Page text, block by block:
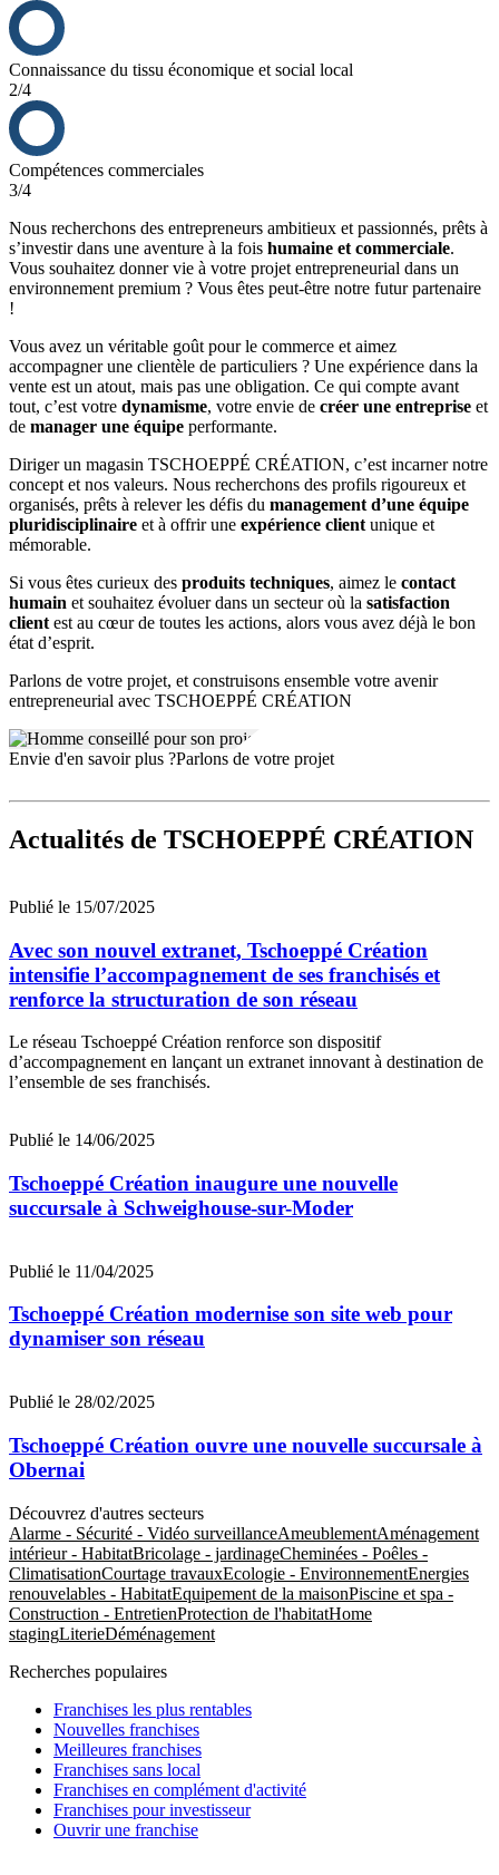
Large offre de produits premium : Notre offre répond à la
majorité des besoins du marché
Expertise technique : Savoir-faire et innovations terrain
Accompagnement global : Des experts à vos côtés à chaque
étape, de l’ouverture à la gestion quotidienne
Satisfaction client sur la durée : Fidélisation de la clientèle sur
le long terme
AVANTAGES FINANCIERS À REJOINDRE LE RÉSEAU
TSCHOEPPE CRÉATION :
Rémunération annuelle : à partir de 50 000 €
Rentabilité : à partir de 20 000 € + SCI 30 000€
Connaissance du tissu économique et social local
2/4
Compétences commerciales
3/4
Nous recherchons des entrepreneurs ambitieux et passionnés, prêts à
s’investir dans une aventure à la fois humaine et commerciale.
Vous souhaitez donner vie à votre projet entrepreneurial dans un
environnement premium ? Vous êtes peut-être notre futur partenaire
!
Vous avez un véritable goût pour le commerce et aimez
accompagner une clientèle de particuliers ? Une expérience dans la
vente est un atout, mais pas une obligation. Ce qui compte avant
tout, c’est votre dynamisme, votre envie de créer une entreprise et
de manager une équipe performante.
Diriger un magasin TSCHOEPPÉ CRÉATION, c’est incarner notre
concept et nos valeurs. Nous recherchons des profils rigoureux et
organisés, prêts à relever les défis du management d’une équipe
pluridisciplinaire et à offrir une expérience client unique et
mémorable.
Si vous êtes curieux des produits techniques, aimez le contact
humain et souhaitez évoluer dans un secteur où la satisfaction
client est au cœur de toutes les actions, alors vous avez déjà le bon
état d’esprit.
Parlons de votre projet, et construisons ensemble votre avenir
entrepreneurial avec TSCHOEPPÉ CRÉATION
Envie d'en savoir plus ?Parlons de votre projet
Actualités de TSCHOEPPÉ CRÉATION
Publié le 15/07/2025
Avec son nouvel extranet, Tschoeppé Création
intensifie l’accompagnement de ses franchisés et
renforce la structuration de son réseau
Le réseau Tschoeppé Création renforce son dispositif
d’accompagnement en lançant un extranet innovant à destination de
l’ensemble de ses franchisés.
Publié le 14/06/2025
Tschoeppé Création inaugure une nouvelle
succursale à Schweighouse-sur-Moder
Publié le 11/04/2025
Tschoeppé Création modernise son site web pour
dynamiser son réseau
Publié le 28/02/2025
Tschoeppé Création ouvre une nouvelle succursale à
Obernai
Découvrez d'autres secteurs
Alarme - Sécurité - Vidéo surveillanceAmeublementAménagement
intérieur - HabitatBricolage - jardinageCheminées - Poêles -
ClimatisationCourtage travauxEcologie - EnvironnementEnergies
renouvelables - HabitatEquipement de la maisonPiscine et spa -
Construction - EntretienProtection de l'habitatHome
stagingLiterieDéménagement
Recherches populaires
Franchises les plus rentables
Nouvelles franchises
Meilleures franchises
Franchises sans local
Franchises en complément d'activité
Franchises pour investisseur
Ouvrir une franchise